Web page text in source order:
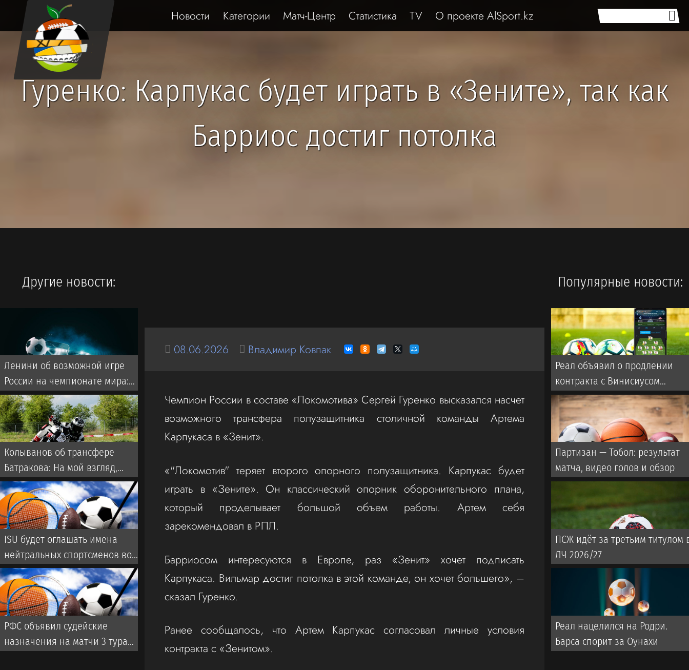
Новости Категории Матч-Центр Статистика TV О проекте AlSport.kz
Гуренко: Карпукас будет играть в «Зените», так как
Барриос достиг потолка
08.06.2026 Владимир Ковпак
Чемпион России в составе «Локомотива» Сергей Гуренко высказался насчет
возможного трансфера полузащитника столичной команды Артема
Карпукаса в «Зенит».
«"Локомотив" теряет второго опорного полузащитника. Карпукас будет
играть в «Зените». Он классический опорник оборонительного плана,
который проделывает большой объем работы. Артем себя
зарекомендовал в РПЛ.
Барриосом интересуются в Европе, раз «Зенит» хочет подписать
Карпукаса. Вильмар достиг потолка в этой команде, он хочет большего», –
сказал Гуренко.
Ранее сообщалось, что Артем Карпукас согласовал личные условия
контракта с «Зенитом».
Другие новости:
Ленини об возможной игре
России на чемпионате мира:
Они однозначно прошли бы
далеко
Колыванов об трансфере
Батракова: На мой взгляд,
Батраков заслужил лучшего,
чем чемпионат Турции
ISU будет оглашать имена
нейтральных спортсменов во
время турниров
РФС объявил судейские
назначения на матчи 3 тура
Популярные новости:
Реал объявил о продлении
контракта с Винисиусом
(ВИДЕО)
Партизан — Тобол: результат
матча, видео голов и обзор
ПСЖ идёт за третьим титулом
ЛЧ 2026/27
Реал нацелился на Родри.
Барса спорит за Оунахи